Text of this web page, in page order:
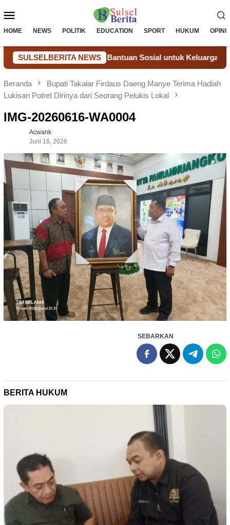
ke
Mobile
HOME NEWS POLITIK EDUCATION SPORT HUKUM OPINI
SULSELBERITA NEWS
Nyata Melalui Bantuan Sosial untuk Keluarga Warga
Beranda
Bupati Takalar Firdaus Daeng Manye Terima Hadiah
Lukisan Potret Dirinya dari Seorang Pelukis Lokal
IMG-20260616-WA0004
Acwank
Juni 16, 2026
SEBARKAN
BERITA HUKUM